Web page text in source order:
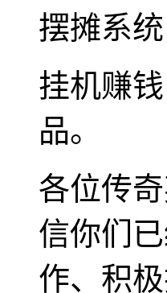
摆摊系
挂机赚
品。
各位传
信你们
作、积